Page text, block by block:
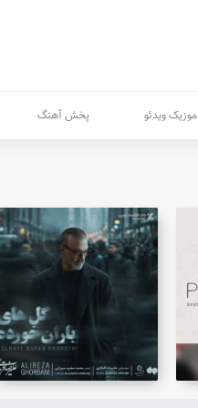
موزیک ویدئو پخش آهنگ